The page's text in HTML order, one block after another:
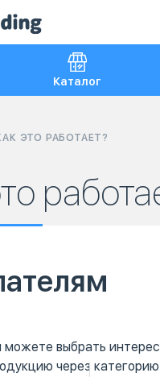
Каталог
ЭТО РАБОТАЕТ?
можете выбрать
через